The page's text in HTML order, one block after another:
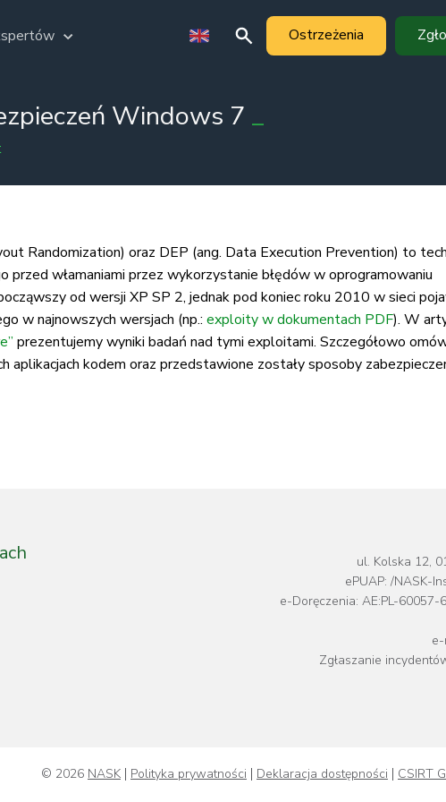
Ostrzeżenia
Windows 7
Randomization) oraz DEP (ang. Data Execution Prevention) to
przed włamaniami przez wykorzystanie błędów w oprogramowaniu
od wersji XP SP 2, jednak pod koniec roku 2010 w sieci
w najnowszych wersjach (np.: exploity w dokumentach PDF). W
prezentujemy wyniki badań nad tymi exploitami. Szczegółowo
kodem oraz przedstawione zostały sposoby
ul. Kolska 12,
ePUAP: /NASK-
e-Doręczenia: AE:PL-60057-
Zgłaszanie
© 2026 NASK Polityka prywatności Deklaracja dostępności CSIRT